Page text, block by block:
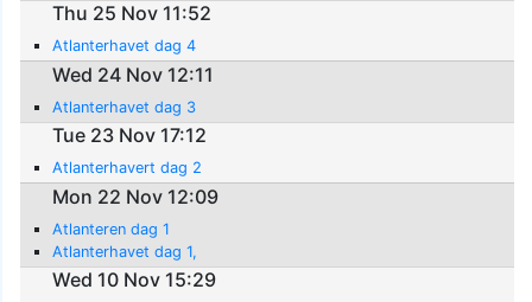
Thu 25 Nov 11:52
Atlanterhavet dag 4
Wed 24 Nov 12:11
Atlanterhavet dag 3
Tue 23 Nov 17:12
Atlanterhavert dag 2
Mon 22 Nov 12:09
Atlanteren dag 1
Atlanterhavet dag 1,
Wed 10 Nov 15:29